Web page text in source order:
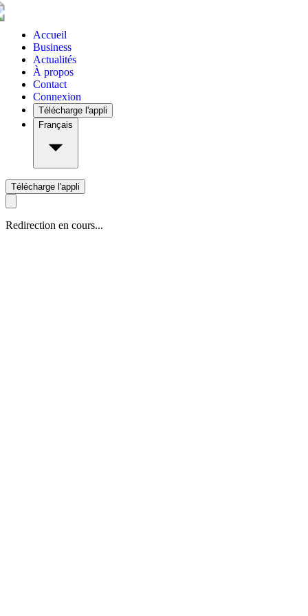
Accueil
Business
Actualités
À propos
Contact
Connexion
Télécharge l'appli
Français
Télécharge l'appli
Redirection en cours...